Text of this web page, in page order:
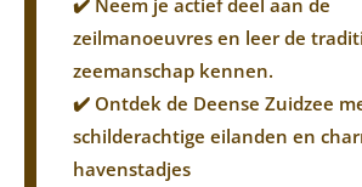
zeilmanoeuvres en leer de
zeemanschap kennen.
✔️ Ontdek de Deense Zuidzee
schilderachtige eilanden en
havenstadjes